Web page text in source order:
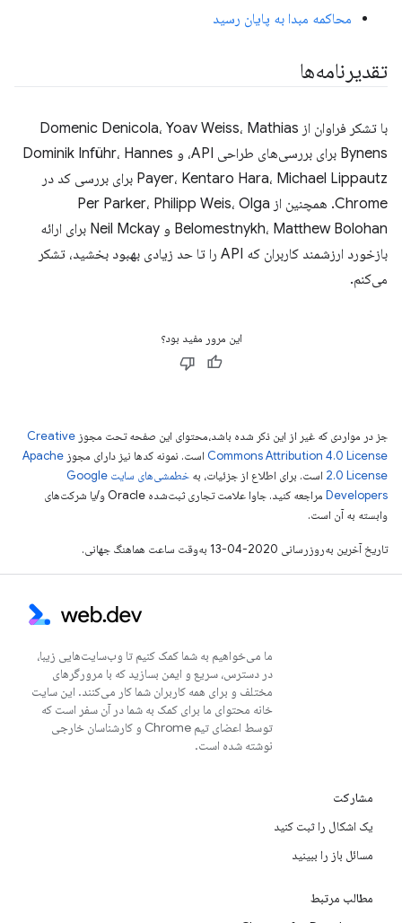
محاکمه مبدا به پایان رسید
تقدیرنامه‌ها
با تشکر فراوان از Domenic Denicola، Yoav Weiss، Mathias
Bynens برای بررسی‌های طراحی API، و Dominik Inführ، Hannes
Payer، Kentaro Hara، Michael Lippautz برای بررسی کد در
Chrome. همچنین از Per Parker، Philipp Weis، Olga
Belomestnykh، Matthew Bolohan و Neil Mckay برای ارائه
بازخورد ارزشمند کاربران که API را تا حد زیادی بهبود بخشید، تشکر
می‌کنم.
این مرور مفید بود؟
جز در مواردی که غیر از این ذکر شده باشد،‌محتوای این صفحه تحت مجوز Creative
Commons Attribution 4.0 License است. نمونه کدها نیز دارای مجوز Apache
2.0 License است. برای اطلاع از جزئیات، به
خطمشی‌های سایت Google
Developers‏
مراجعه کنید. جاوا علامت تجاری ثبت‌شده Oracle و/یا شرکت‌های
وابسته به آن است.
تاریخ آخرین به‌روزرسانی 2020-04-13 به‌وقت ساعت هماهنگ جهانی.
ما می‌خواهیم به شما کمک کنیم تا وب‌سایت‌هایی زیبا،
در دسترس، سریع و ایمن بسازید که با مرورگرهای
مختلف و برای همه کاربران شما کار می‌کنند. این سایت
خانه محتوای ما برای کمک به شما در آن سفر است که
توسط اعضای تیم Chrome و کارشناسان خارجی
نوشته شده است.
مشارکت
یک اشکال را ثبت کنید
مسائل باز را ببینید
مطالب مرتبط